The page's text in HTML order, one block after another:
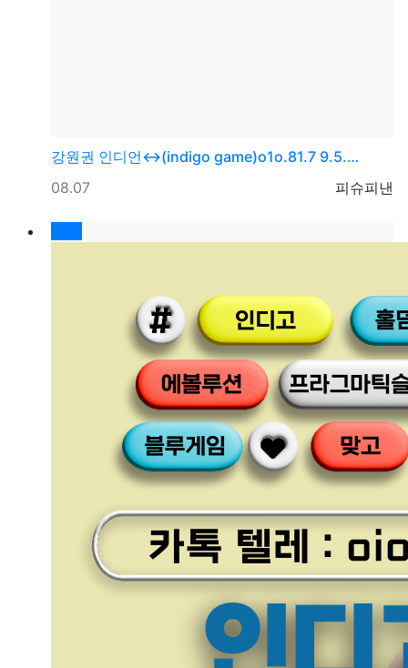
강원권 인디언↔(indigo game)o1o.81.7 9.5.…
등록자
피슈피낸
등록일
08.07